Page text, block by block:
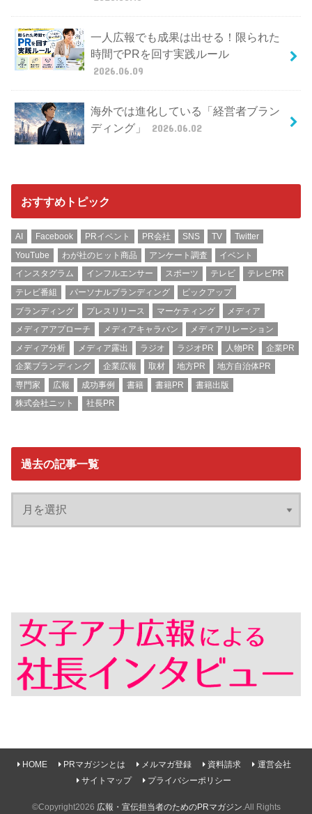
一人広報でも成果は出せる！限られた
時間でPRを回す実践ルール
2026.06.09
海外では進化している「経営者ブラン
ディング」
2026.06.02
おすすめトピック
AI Facebook PRイベント PR会社 SNS TV
Twitter
YouTube
わが社のヒット商品 アンケート調査
イベント
インスタグラム
インフルエンサー スポーツ テレビ
テレビPR
テレビ番組
パーソナルブランディング
ピックアップ
ブランディング
プレスリリース マーケティング
メディア
メディアアプローチ
メディアキャラバン
メディアリレーション
メディア分析
メディア露出 ラジオ ラジオPR 人物PR
企業PR
企業ブランディング
企業広報 取材 地方PR
地方自治体PR
専門家
広報 成功事例 書籍 書籍PR
書籍出版
株式会社ニット
社長PR
過去の記事一覧
HOME PRマガジンとは メルマガ登録 資料請求
運営会社
サイトマップ
プライバシーポリシー
©Copyright2026 広報・宣伝担当者のためのPRマガジン .All Rights